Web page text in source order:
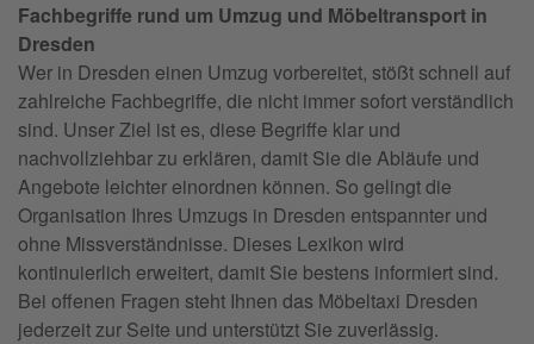
Fachbegriffe rund um Umzug und Möbeltransport in
Dresden
Wer in Dresden einen Umzug vorbereitet, stößt schnell auf
zahlreiche Fachbegriffe, die nicht immer sofort verständlich
sind. Unser Ziel ist es, diese Begriffe klar und
nachvollziehbar zu erklären, damit Sie die Abläufe und
Angebote leichter einordnen können. So gelingt die
Organisation Ihres Umzugs in Dresden entspannter und
ohne Missverständnisse. Dieses Lexikon wird
kontinuierlich erweitert, damit Sie bestens informiert sind.
Bei offenen Fragen steht Ihnen das Möbeltaxi Dresden
jederzeit zur Seite und unterstützt Sie zuverlässig.